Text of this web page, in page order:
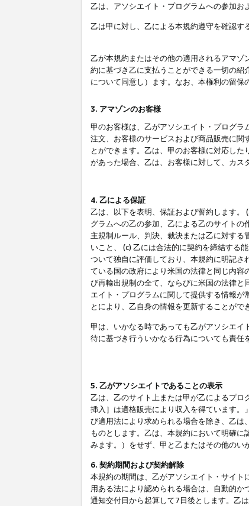
乙は、アソシエイト・プログラムへの参加お
乙は甲に対し、乙による本規約遵守を確認す
乙が本規約またはその他の適用されるアマ
約に基づき乙に支払うことができる一切の紹
について同意し）ます。なお、本権利の留保
3. アマゾンのお客様
甲のお客様は、乙がアソシエイト・プログ
注文、お客様のサービスおよび商品販売に
とができます。乙は、甲のお客様に対応し
があった場合、乙は、お客様に対して、カス
4. 乙による保証
乙は、以下を表明、保証および誓約します。
グラムへの乙の参加、乙による乙のサイト
主規制ルール、判決、裁決または乙に対す
いこと、 (c) 乙には合法的に契約を締結する
ついて独自に評価しており、本規約に明記さ
ている国の政府により米国の法律と同じ内
び再輸出規制の全て、ならびに米国の法律
エイト・プログラムに関して提供する情報
とにより、乙自身の情報を更新することがで
甲は、いかなる時であっても乙がアソシエ
待に基づき行ういかなる行為についても責任
5. 乙がアソシエイトであることの表示
乙は、乙のサイト上または甲が乙によるプ
挿入］は適格販売により収入を得ています。
び適用法により求められる場合を除き、乙
ものとします。乙は、本規約において明確
みます。）をせず、甲と乙またはその他のい
6. 契約期間および契約解除
本規約の期間は、乙がアソシエイト・サイ
用ある法により認められる場合は、自動的か
通知交付日から起算して7日後とします。乙